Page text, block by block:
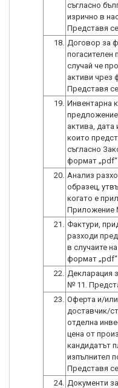
съгласно
изрично в
Представя
18. Договор за
погасителен
случай че
активи чрез
Представя
19. Инвентарна
актива, дата
които
съгласно
формат „pdf“
20. Анализ
образец,
когато е
Приложение
21. Фактури,
разходи
в случаите
формат „pdf“
22. Декларация
№ 11.
23. Оферта и/
доставчик/
отделна
цена от
кандидатът
изпълнител
Представя
24. Документи